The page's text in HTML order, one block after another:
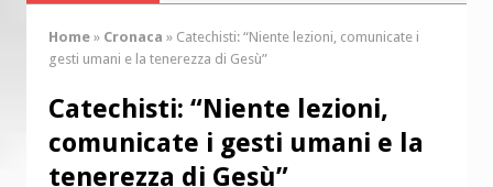
Fine vita: la Chiesa Cattolica inglese si
Torna la festa della Madonnina a
Montesilvano: “Tanta la devozione”
Torna la festa di Sant’Andrea:
Home » Cronaca » Catechisti: “Niente lezioni, comunicate i
gesti umani e la tenerezza di Gesù”
Catechisti: “Niente lezioni,
comunicate i gesti umani e la
tenerezza di Gesù”